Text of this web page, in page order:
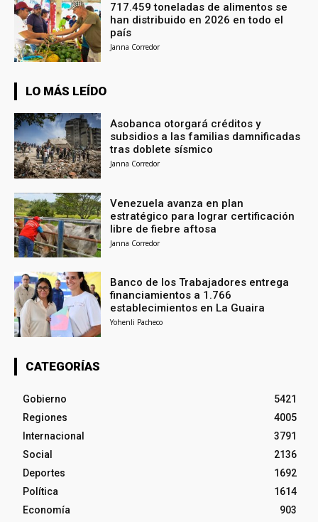
717.459 toneladas de alimentos se
han distribuido en 2026 en todo el
país
Janna Corredor
LO MÁS LEÍDO
Asobanca otorgará créditos y
subsidios a las familias damnificadas
tras doblete sísmico
Janna Corredor
Venezuela avanza en plan
estratégico para lograr certificación
libre de fiebre aftosa
Janna Corredor
Banco de los Trabajadores entrega
financiamientos a 1.766
establecimientos en La Guaira
Yohenli Pacheco
CATEGORÍAS
Gobierno
5421
Regiones
4005
Internacional
3791
Social
2136
Deportes
1692
Política
1614
Economía
903